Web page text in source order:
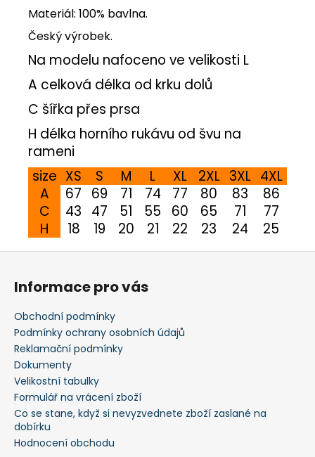
Materiál: 100% bavlna.
Český výrobek.
Na modelu nafoceno ve velikosti L
A celková délka od krku dolů
C šířka přes prsa
H délka horního rukávu od švu na
rameni
size XS S M L XL 2XL 3XL 4XL
A
67 69 71 74 77 80 83
86
C
43 47 51 55 60 65 71
77
H
18 19 20 21 22 23 24 25
Z
Informace pro vás
Obchodní podmínky
Podmínky ochrany osobních údajů
Reklamační podmínky
Dokumenty
Velikostní tabulky
Formulář na vrácení zboží
Co se stane, když si nevyzvednete zboží zaslané na
dobírku
Hodnocení obchodu